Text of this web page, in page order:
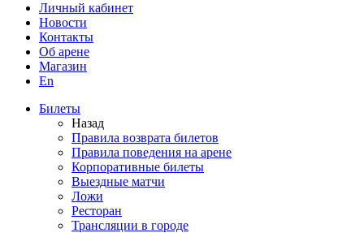
Личный кабинет
Новости
Контакты
Об арене
Магазин
En
Билеты
Назад
Правила возврата билетов
Правила поведения на арене
Корпоративные билеты
Выездные матчи
Ложи
Ресторан
Трансляции в городе